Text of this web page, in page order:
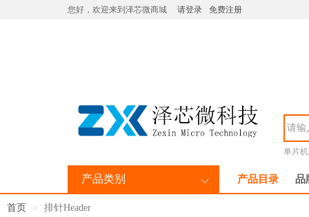
您好，欢迎来到泽芯微商城 请登录 免费注册
单片
产品类别 产品目录 品
首页 排针Header